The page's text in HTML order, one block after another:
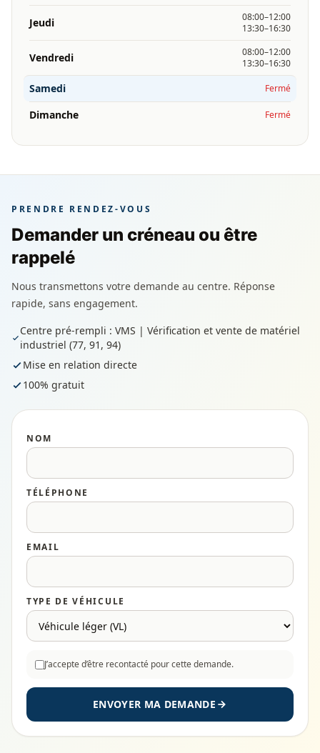
Jeudi
08:00–12:00
13:30–16:30
Vendredi
08:00–12:00
13:30–16:30
Samedi Fermé
Dimanche Fermé
PRENDRE RENDEZ-VOUS
Demander un créneau ou être
rappelé
Nous transmettons votre demande au centre. Réponse
rapide, sans engagement.
Centre pré-rempli : VMS | Vérification et vente de matériel
industriel (77, 91, 94)
Mise en relation directe
100% gratuit
NOM
TÉLÉPHONE
EMAIL
TYPE DE VÉHICULE
J’accepte d’être recontacté pour cette demande.
ENVOYER MA DEMANDE